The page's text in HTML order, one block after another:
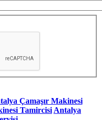
Çamaşır Makinesi
TamircisiAntalya